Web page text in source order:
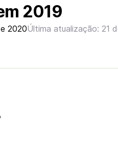
2019
2020Última atualização: 21